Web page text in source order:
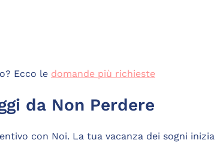
Ecco le domande più richieste
da Non Perdere
con Noi. La tua vacanza dei sogni inizia